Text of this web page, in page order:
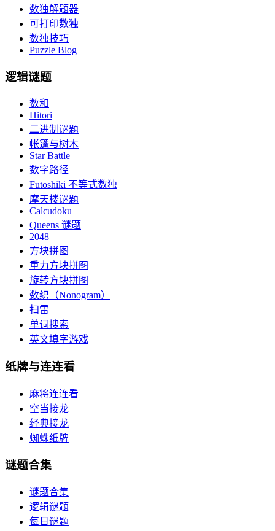
数独解题器
可打印数独
数独技巧
Puzzle Blog
逻辑谜题
数和
Hitori
二进制谜题
帐篷与树木
Star Battle
数字路径
Futoshiki 不等式数独
摩天楼谜题
Calcudoku
Queens 谜题
2048
方块拼图
重力方块拼图
旋转方块拼图
数织（Nonogram）
扫雷
单词搜索
英文填字游戏
纸牌与连连看
麻将连连看
空当接龙
经典接龙
蜘蛛纸牌
谜题合集
谜题合集
逻辑谜题
每日谜题